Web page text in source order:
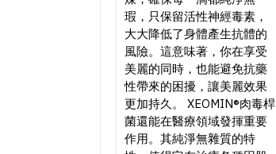
瑕，只保留活性神經毒素，
大大降低了身體產生抗體的
風險。這意味著，你在享受
美麗的同時，也能避免抗藥
性帶來的困擾，讓美麗效果
更加持久。 XEOMIN®肉毒桿
菌還能在醫療領域發揮重要
作用。其純淨無雜質的特